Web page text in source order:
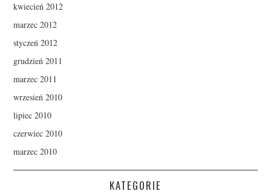
kwiecień 2012
marzec 2012
styczeń 2012
grudzień 2011
marzec 2011
wrzesień 2010
lipiec 2010
czerwiec 2010
marzec 2010
KATEGORIE